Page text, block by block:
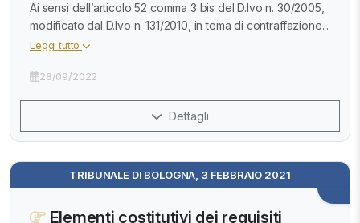
Ai sensi dell’articolo 52 comma 3 bis del D.lvo n. 30/2005,
modificato dal D.lvo n. 131/2010, in tema di contraffazione...
Leggi tutto
28/09/2022
Dettagli
TRIBUNALE DI BOLOGNA, 3 FEBBRAIO 2021
Elementi costitutivi dei requisiti